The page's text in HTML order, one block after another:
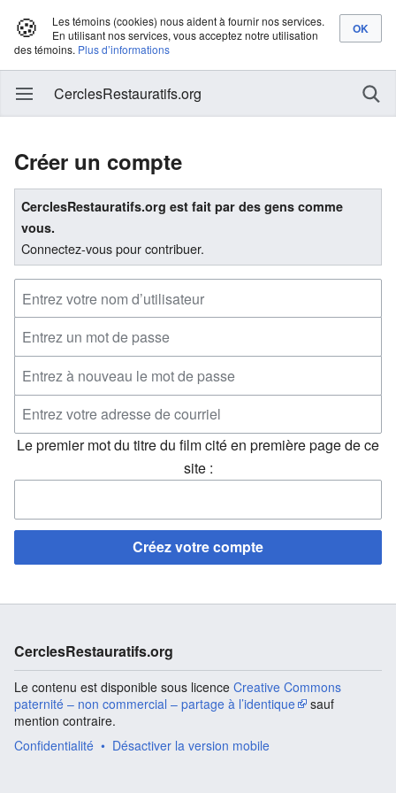
🍪
Les témoins (cookies) nous aident à fournir nos services.
En utilisant nos services, vous acceptez notre utilisation
des témoins. Plus d’informations
CerclesRestauratifs.org
Créer un compte
CerclesRestauratifs.org est fait par des gens comme
vous.
Connectez-vous pour contribuer.
Le premier mot du titre du film cité en première page de ce
site :
Créez votre compte
CerclesRestauratifs.org
Le contenu est disponible sous licence Creative Commons
paternité – non commercial – partage à l’identique
sauf
mention contraire.
Confidentialité
Désactiver la version mobile